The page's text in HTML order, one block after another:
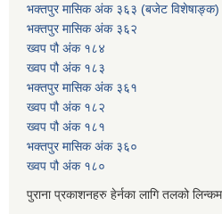
भक्तपुर मासिक अंक ३६३ (बजेट विशेषाङ्क)
भक्तपुर मासिक अंक ३६२
ख्वप पौ अंक १८४
ख्वप पौ अंक १८३
भक्तपुर मासिक अंक ३६१
ख्वप पौ अंक १८२
ख्वप पौ अंक १८१
भक्तपुर मासिक अंक ३६०
ख्वप पौ अंक १८०
पुराना प्रकाशनहरु हेर्नका लागि तलको